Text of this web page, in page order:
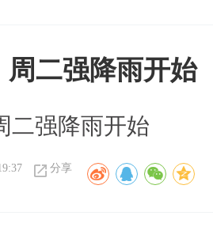
周二强降雨开始
二强降雨开始
分享